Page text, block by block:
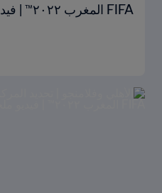
FIFA المغرب ٢٠٢٢™ | فيديو ملخص